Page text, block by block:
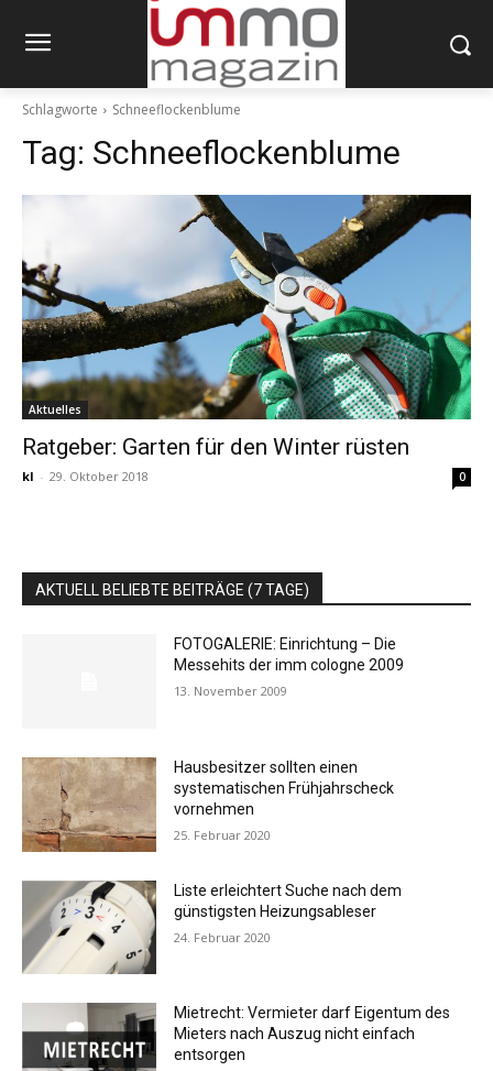
Schlagworte Schneeflockenblume
Tag: Schneeflockenblume
Aktuelles
Ratgeber: Garten für den Winter rüsten
kl - 29. Oktober 2018 0
AKTUELL BELIEBTE BEITRÄGE (7 TAGE)
FOTOGALERIE: Einrichtung – Die
Messehits der imm cologne 2009
13. November 2009
Hausbesitzer sollten einen
systematischen Frühjahrscheck
vornehmen
25. Februar 2020
Liste erleichtert Suche nach dem
günstigsten Heizungsableser
24. Februar 2020
Mietrecht: Vermieter darf Eigentum des
Mieters nach Auszug nicht einfach
entsorgen